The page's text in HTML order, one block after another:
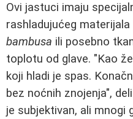
Ovi jastuci imaju
rashladujućeg
bambusa ili posebno
toplotu od glave. "Kao
koji hladi je spas.
bez noćnih znojenja",
je subjektivan, ali mnogi